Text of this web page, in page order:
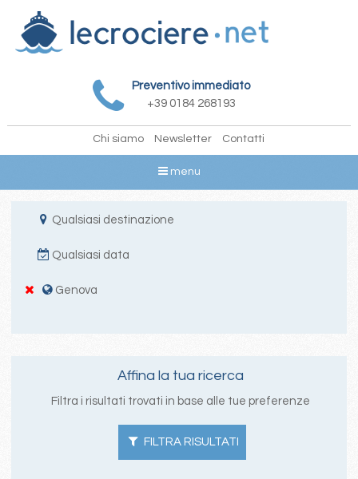
Preventivo immediato
+39 0184 268193
Chi siamo Newsletter Contatti
menu
Qualsiasi destinazione
Qualsiasi data
Genova
Affina la tua ricerca
Filtra i risultati trovati in base alle tue preferenze
FILTRA RISULTATI